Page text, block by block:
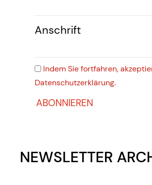
Anschrift
Indem Sie fortfahren,
Datenschutzerklärung.
NEWSLETTER